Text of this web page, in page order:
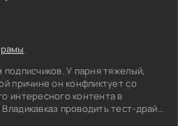
У парня тяжелый,
причине он конфликтует со
интересного контента в
проводить тест-драйв